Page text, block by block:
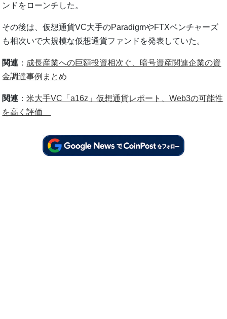
ンドをローンチした。
その後は、仮想通貨VC大手のParadigmやFTXベンチャーズ
も相次いで大規模な仮想通貨ファンドを発表していた。
関連 ： 成長産業への巨額投資相次ぐ、暗号資産関連企業の資
金調達事例まとめ
関連 ：米大手VC「a16z」仮想通貨レポート、Web3の可能性
を高く評価